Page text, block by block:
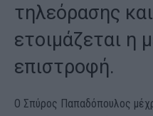
τηλεόρασης
ετοιμάζεται η
επιστροφή.
Ο Σπύρος Παπαδόπουλος